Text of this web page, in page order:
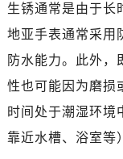
生锈通常是由于长
地亚手表通常采用
防水能力。此外，
性也可能因为磨损
时间处于潮湿环境
靠近水槽、浴室等